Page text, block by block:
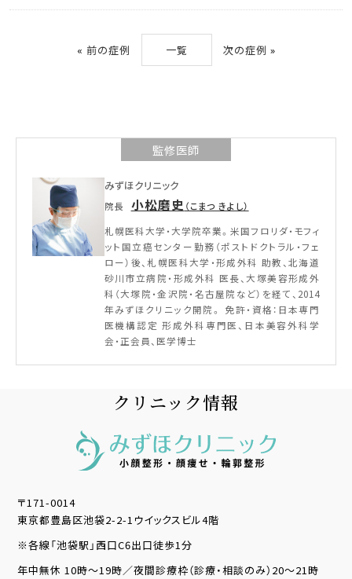
« 前の症例 一覧 次の症例 »
監修医師
みずほクリニック
院長 小松磨史 （こまつ きよし）
札幌医科大学・大学院卒業。米国フロリダ・モフィ
ット国立癌センター勤務（ポストドクトラル・フェ
ロー）後、札幌医科大学・形成外科 助教、北海道
砂川市立病院・形成外科 医長、大塚美容形成外
科（大塚院・金沢院・名古屋院など）を経て、2014
年みずほクリニック開院。 免許・資格：日本専門
医機構認定 形成外科専門医、日本美容外科学
会・正会員、医学博士
クリニック情報
〒171-0014
東京都豊島区池袋2-2-1ウイックスビル4階
※各線「池袋駅」西口C6出口徒歩1分
年中無休 10時～19時／夜間診療枠（診療・相談のみ）20～21時